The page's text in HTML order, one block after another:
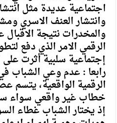
اجتماعية عديدة مثل
وانتشار العنف الاسري
والمخدرات نتيجة
الرقمي الامر الذي دفع
إجتماعية سلبية أثرت
رابعا : عدم وعي الشباب
الرقمية الواقعية، يتسم
خطاب غير واقعي سواء
إذ يختار الشباب غطاء